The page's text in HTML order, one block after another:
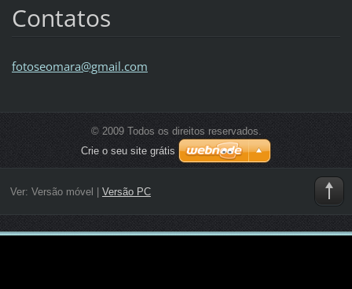
Contatos
fotoseomara@gmail.com
© 2009 Todos os direitos reservados.
Crie o seu site grátis
Ver: Versão móvel Versão PC